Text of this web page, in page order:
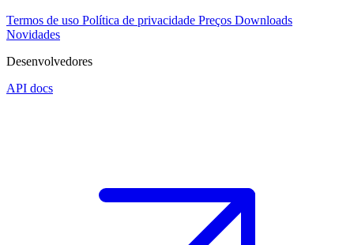
Termos de uso Política de privacidade Preços Downloads
Novidades
Desenvolvedores
API docs